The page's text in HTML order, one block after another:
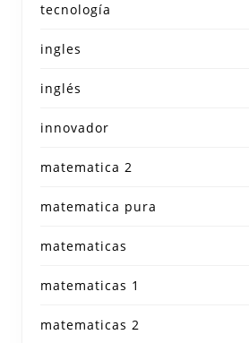
tecnología
ingles
inglés
innovador
matematica 2
matematica pura
matematicas
matematicas 1
matematicas 2